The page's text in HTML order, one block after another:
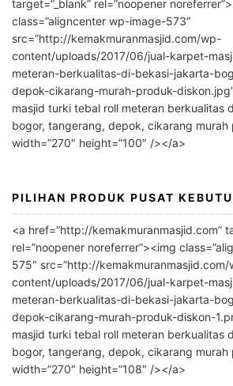
r
n
a
t
i
v
target=”_blank” rel=”noopener
class=”aligncenter wp-image-573″
src=”http://kemakmuranmasjid.com/wp-
content/uploads/2017/06/jual-karpet-
meteran-berkualitas-di-bekasi-jakarta-
depok-cikarang-murah-produk-
masjid turki tebal roll meteran berkualitas
bogor, tangerang, depok, cikarang murah
width=”270″ height=”100″ /></a>
PILIHAN PRODUK PUSAT
<a href=”http://kemakmuranmasjid.com”
rel=”noopener noreferrer”><img
575″ src=”http://
content/uploads/2017/06/jual-karpet-
meteran-berkualitas-di-bekasi-jakarta-
depok-cikarang-murah-produk-diskon-
masjid turki tebal roll meteran berkualitas
bogor, tangerang, depok, cikarang murah
width=”270″ height=”108″ /></a>